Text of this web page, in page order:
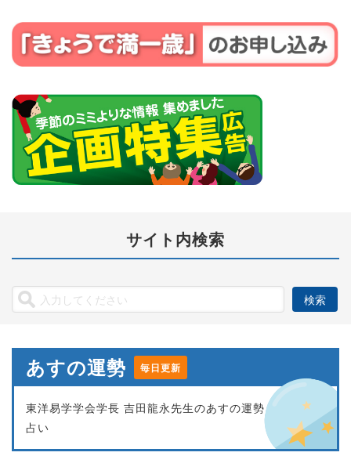
サイト内検索
あすの運勢 毎日更新
東洋易学学会学長 吉田龍永先生のあすの運勢
占い